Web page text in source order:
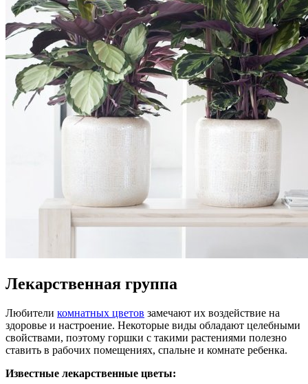
Лекарственная группа
Любители комнатных цветов замечают их воздействие на
здоровье и настроение. Некоторые виды обладают целебными
свойствами, поэтому горшки с такими растениями полезно
ставить в рабочих помещениях, спальне и комнате ребенка.
Известные лекарственные цветы: